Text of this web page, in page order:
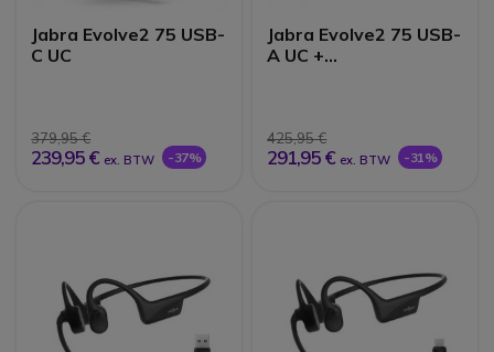
Jabra Evolve2 75 USB-
C UC
379,95 €
239,95 € ex. BTW -37%
Jabra Evolve2 75 USB-
A UC +
425,95 €
291,95 € ex. BTW -31%